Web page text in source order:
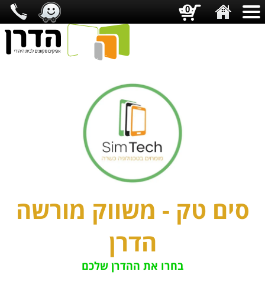
סים טק - משווק מורשה
הדרן
בחרו את ההדרן שלכם
0